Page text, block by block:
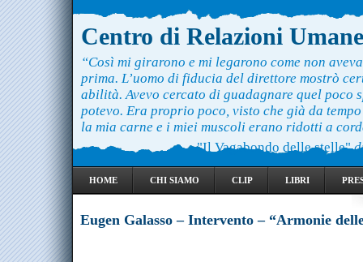
Centro di Relazioni Umane
“Così mi girarono e mi legarono come non
prima. L’uomo di fiducia del direttore mostrò
abilità. Avevo cercato di guadagnare quel poco
potevo. Era proprio poco, visto che già da
la mia carne e i miei muscoli erano ridotti a
"Il Vagabondo delle stelle"
HOME CHI SIAMO CLIP LIBRI
Eugen Galasso – Intervento – “Armonie